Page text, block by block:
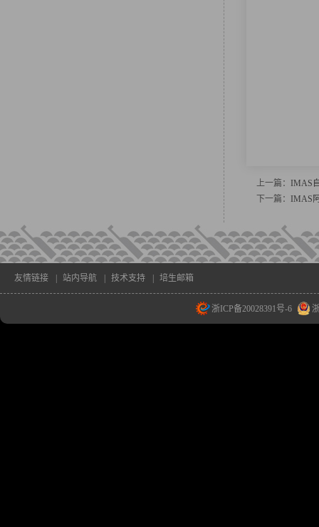
上一篇： IMAS
下一篇： IMAS
友情链接 站内导航 技术支持 培生邮箱
浙ICP备20028391号-6